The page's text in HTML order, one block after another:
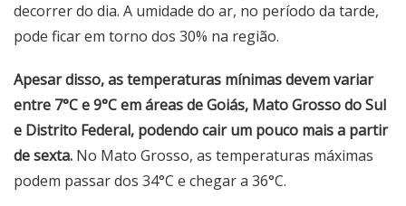
decorrer do dia. A umidade do ar, no período da tarde,
pode ficar em torno dos 30% na região.
Apesar disso, as temperaturas mínimas devem variar
entre 7°C e 9°C em áreas de Goiás, Mato Grosso do Sul
e Distrito Federal, podendo cair um pouco mais a partir
de sexta. No Mato Grosso, as temperaturas máximas
podem passar dos 34°C e chegar a 36°C.